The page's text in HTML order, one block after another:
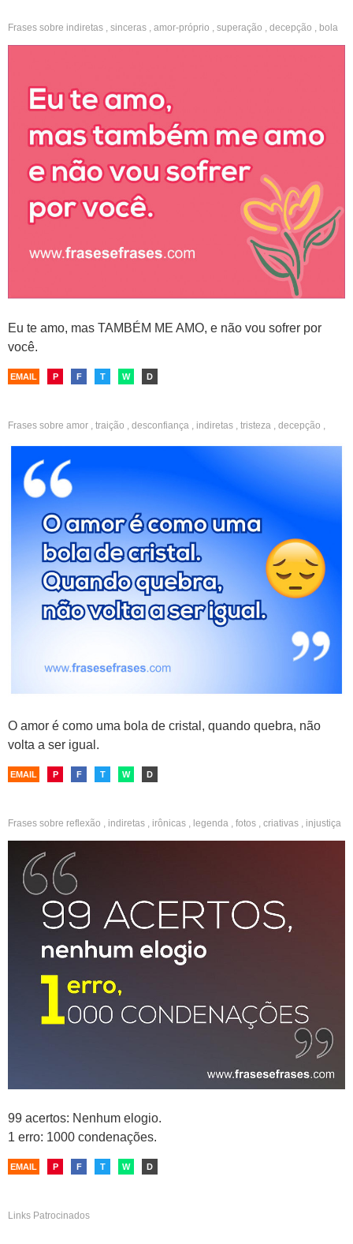
Frases sobre indiretas , sinceras , amor-próprio , superação , decepção , bola
Eu te amo, mas TAMBÉM ME AMO, e não vou sofrer por
você.
EMAIL P F T W D
Frases sobre amor , traição , desconfiança , indiretas , tristeza , decepção ,
O amor é como uma bola de cristal, quando quebra, não
volta a ser igual.
EMAIL P F T W D
Frases sobre reflexão , indiretas , irônicas , legenda , fotos , criativas , injustiça
99 acertos: Nenhum elogio.
1 erro: 1000 condenações.
EMAIL P F T W D
Links Patrocinados